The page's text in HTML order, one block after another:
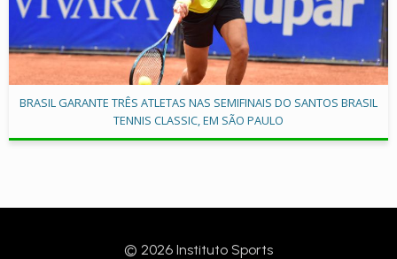
BRASIL GARANTE TRÊS ATLETAS NAS SEMIFINAIS DO SANTOS BRASIL
TENNIS CLASSIC, EM SÃO PAULO
© 2026 Instituto Sports